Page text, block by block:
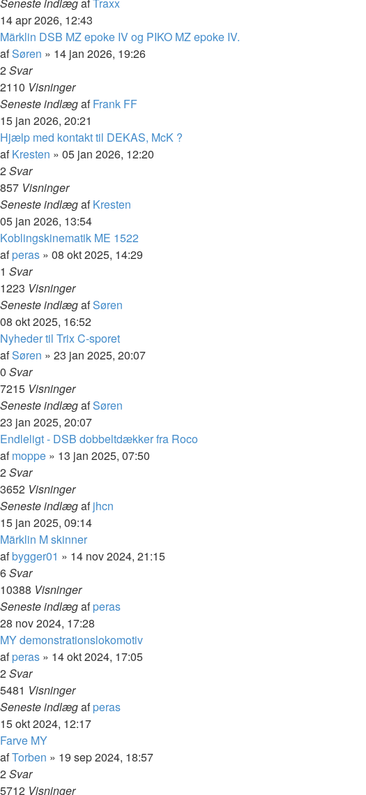
14 apr 2026, 12:43
Märklin DSB MZ epoke IV og PIKO MZ epoke IV.
afSøren » 14 jan 2026, 19:26
2Svar
2110 Visninger
Seneste indlægafFrank FF
15 jan 2026, 20:21
Hjælp med kontakt til DEKAS, McK ?
afKresten » 05 jan 2026, 12:20
2Svar
857 Visninger
Seneste indlægafKresten
05 jan 2026, 13:54
Koblingskinematik ME 1522
afperas » 08 okt 2025, 14:29
1 Svar
1223 Visninger
Seneste indlægafSøren
08 okt 2025, 16:52
Nyheder til Trix C-sporet
afSøren » 23 jan 2025, 20:07
0 Svar
7215 Visninger
Seneste indlægafSøren
23 jan 2025, 20:07
Endleligt - DSB dobbeltdækker fra Roco
afmoppe » 13 jan 2025, 07:50
2Svar
3652 Visninger
Seneste indlægafjhcn
15 jan 2025, 09:14
Märklin M skinner
afbygger01 » 14 nov 2024, 21:15
6Svar
10388 Visninger
Seneste indlægafperas
28 nov 2024, 17:28
MY demonstrationslokomotiv
afperas » 14 okt 2024, 17:05
2Svar
5481 Visninger
Seneste indlægafperas
15 okt 2024, 12:17
Farve MY
afTorben » 19 sep 2024, 18:57
2Svar
5712 Visninger